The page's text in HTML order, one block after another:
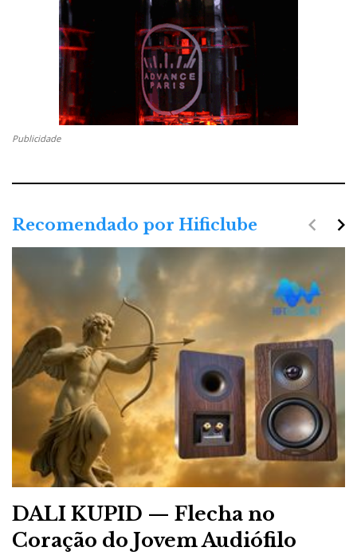
Publicidade
Recomendado por Hificlube
DALI KUPID — Flecha no
Coração do Jovem Audiófilo
navigate_next
navigate_before